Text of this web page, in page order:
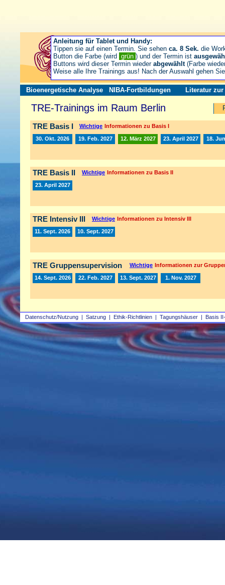
Datenschutz/Nutzung | Satzung | Ethik-Richtlinien | Tagungshäuser | Basis
Bioenergetische Analyse NIBA-Fortbildungen Literatur zur
TRE-Trainings im Raum Berlin
TRE Basis I Wichtige Informationen zu Basis I
30. Okt. 2026 19. Feb. 2027 12. März 2027 23. April 2027 18.
TRE Basis II Wichtige Informationen zu Basis II
23. April 2027
TRE Intensiv III Wichtige Informationen zu Intensiv III
11. Sept. 2026 10. Sept. 2027
TRE Gruppensupervision Wichtige Informationen zur
14. Sept. 2026 22. Feb. 2027 13. Sept. 2027 1. Nov. 2027
Anleitung für Tablet und Handy:
Tippen sie auf einen Termin. Sie sehen ca. 8 Sek. die
Button die Farbe (wird grün ) und der Termin ist
Buttons wird dieser Termin wieder abgewählt(Farbe
Weise alle Ihre Trainings aus! Nach der Auswahl gehen